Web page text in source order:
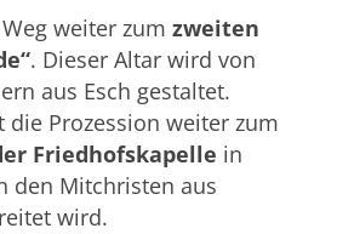
weiter zum zweiten
. Dieser Altar wird von
aus Esch gestaltet.
die Prozession weiter zum
Friedhofskapelle in
den Mitchristen aus
vorbereitet wird.